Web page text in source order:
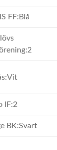
FF:Blå
IF:2
BK:Svart